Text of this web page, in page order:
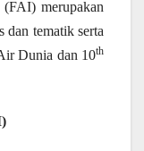
merupakan
dan tematik serta
Dunia dan 10th